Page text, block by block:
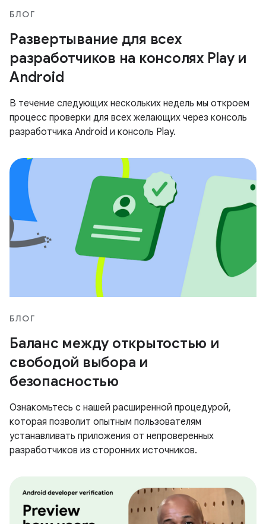
БЛОГ
Развертывание для всех
разработчиков на консолях Play и
Android
В течение следующих нескольких недель мы откроем
процесс проверки для всех желающих через консоль
разработчика Android и консоль Play.
БЛОГ
Баланс между открытостью и
свободой выбора и
безопасностью
Ознакомьтесь с нашей расширенной процедурой,
которая позволит опытным пользователям
устанавливать приложения от непроверенных
разработчиков из сторонних источников.